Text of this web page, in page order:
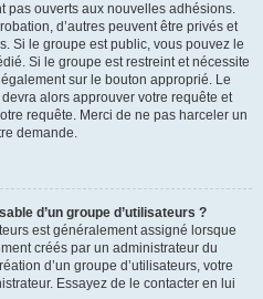
pas ouverts aux nouvelles adhésions.
d’autres peuvent être privés et
Si le groupe est public, vous pouvez le
Si le groupe est restreint et nécessite
sur le bouton approprié. Le
alors approuver votre requête et
requête. Merci de ne pas harceler un
demande.
d’un groupe d’utilisateurs ?
est généralement assigné lorsque
créés par un administrateur du
d’un groupe d’utilisateurs, votre
Essayez de le contacter en lui